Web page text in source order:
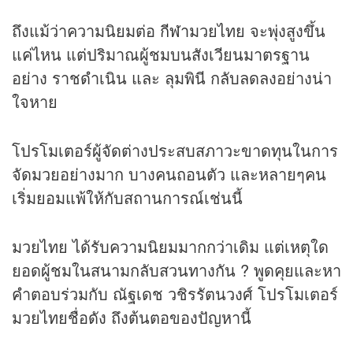
ถึงแม้ว่าความนิยมต่อ กีฬามวยไทย จะพุ่งสูงขึ้น
แค่ไหน แต่ปริมาณผู้ชมบนสังเวียนมาตรฐาน
อย่าง ราชดำเนิน และ ลุมพินี กลับลดลงอย่างน่า
ใจหาย
โปรโมเตอร์ผู้จัดต่างประสบสภาวะขาดทุนในการ
จัดมวยอย่างมาก บางคนถอนตัว และหลายๆคน
เริ่มยอมแพ้ให้กับสถานการณ์เช่นนี้
มวยไทย ได้รับความนิยมมากกว่าเดิม แต่เหตุใด
ยอดผู้ชมในสนามกลับสวนทางกัน ? พูดคุยและหา
คำตอบร่วมกับ ณัฐเดช วชิรรัตนวงศ์ โปรโมเตอร์
มวยไทยชื่อดัง ถึงต้นตอของปัญหานี้